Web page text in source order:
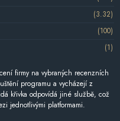
(3.32)
(100)
(1)
firmy na vybraných recenzních
programu a vycházejí z
křivka odpovídá jiné službě, což
jednotlivými platformami.